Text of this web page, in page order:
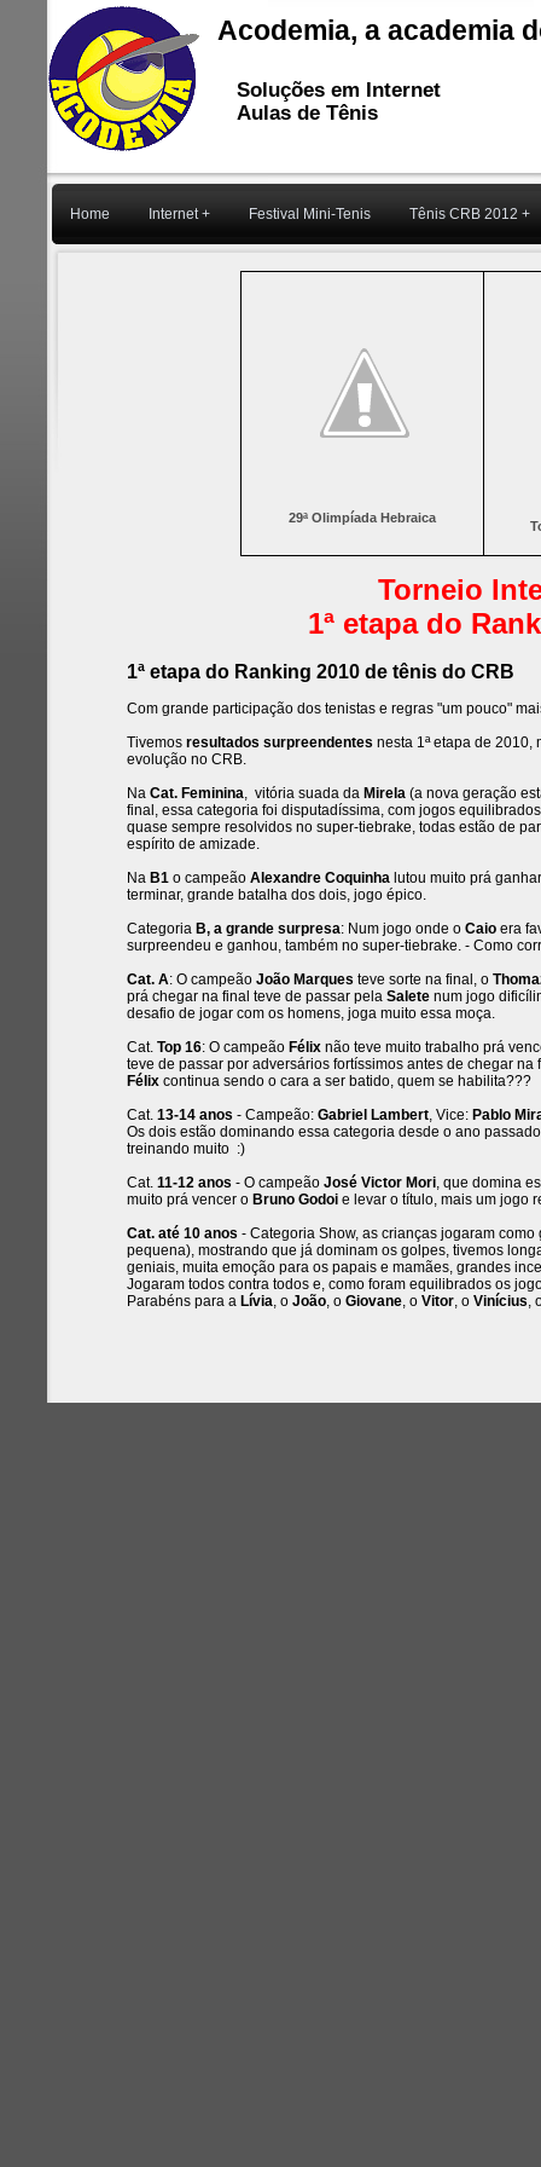
Acodemia, a academia
Soluções em Internet
Aulas de Tênis
Home Internet + Festival Mini-Tenis Tênis CRB 2012 +
29ª Olimpíada Hebraica
Torneio
1ª etapa do
1ª etapa do Ranking 2010 de tênis do CRB
Com grande participação dos tenistas e regras "um pouco"
Tivemosresultados surpreendentes nesta 1ª etapa de 2010,
evolução no CRB.
NaCat. Feminina, vitória suada da Mirela(a nova geração
final, essa categoria foi disputadíssima, com jogos
quase sempre resolvidos no super-tiebrake, todas estão de
espírito de amizade.
Na B1 o campeãoAlexandre Coquinha lutou muito prá
terminar, grande batalha dos dois, jogo épico.
Categoria B, a grande surpresa: Num jogo onde oCaioera
surpreendeu e ganhou, também no super-tiebrake. - Como
Cat. A: O campeãoJoão Marques teve sorte na final, o
prá chegar na final teve de passar pelaSaletenum jogo
desafio de jogar com os homens, joga muito essa moça.
Cat.Top 16: O campeão Félixnão teve muito trabalho prá
teve de passar por adversários fortíssimos antes de chegar na
Félixcontinua sendo o cara a ser batido, quem se habilita???
Cat.13-14 anos - Campeão:Gabriel Lambert, Vice: Pablo
Os dois estão dominando essa categoria desde o ano
treinando muito :)
Cat.11-12 anos - O campeãoJosé Victor Mori, que domina
muito prá vencer o Bruno Godoi e levar o título, mais um jogo
Cat. até 10 anos - Categoria Show, as crianças jogaram
pequena), mostrando que já dominam os golpes, tivemos
geniais, muita emoção para os papais e mamães, grandes
Jogaram todos contra todos e, como foram equilibrados os
Parabéns para a Lívia, oJoão, oGiovane, oVitor, oVinícius,